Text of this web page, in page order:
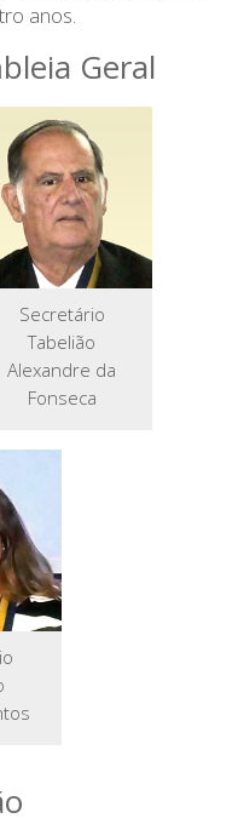
anos.
Geral
Secretário
Tabelião
Alexandre da
Fonseca